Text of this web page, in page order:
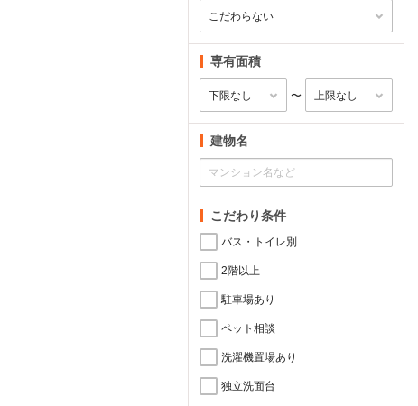
専有面積
〜
建物名
こだわり条件
バス・トイレ別
2階以上
駐車場あり
ペット相談
洗濯機置場あり
独立洗面台